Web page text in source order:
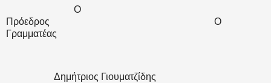
Ο
Πρόεδρος
Ο
Γραμματέας
Δημήτριος Γιουματζίδης